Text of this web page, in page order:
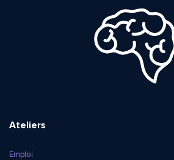
Ateliers
Emploi